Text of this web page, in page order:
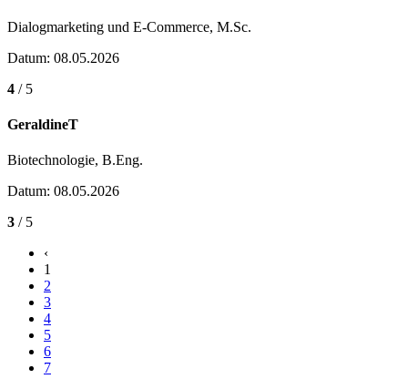
Dialogmarketing und E-Commerce, M.Sc.
Datum: 08.05.2026
4 / 5
GeraldineT
Biotechnologie, B.Eng.
Datum: 08.05.2026
3 / 5
‹
1
2
3
4
5
6
7